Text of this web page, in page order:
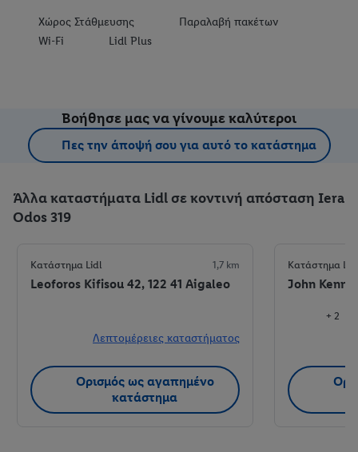
Χώρος Στάθμευσης
Παραλαβή πακέτων
Wi-Fi
Lidl Plus
Βοήθησε μας να γίνουμε καλύτεροι
Πες την άποψή σου για αυτό το κατάστημα
Άλλα καταστήματα Lidl σε κοντινή απόσταση Iera
Odos 319
Κατάστημα Lidl 1,7 km
Leoforos Kifisou 42, 122 41 Aigaleo
Λεπτομέρειες καταστήματος
Ορισμός ως αγαπημένο
κατάστημα
Κατάστημα
John
+ 2